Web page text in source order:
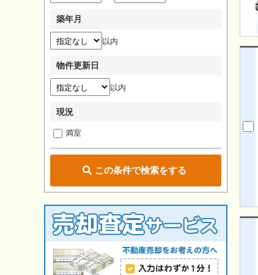
築年月
以内
物件更新日
以内
現況
満室
この条件で検索をする